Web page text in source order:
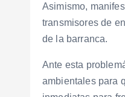
Asimismo,
transmisores de
de la barranca.
Ante esta
ambientales para